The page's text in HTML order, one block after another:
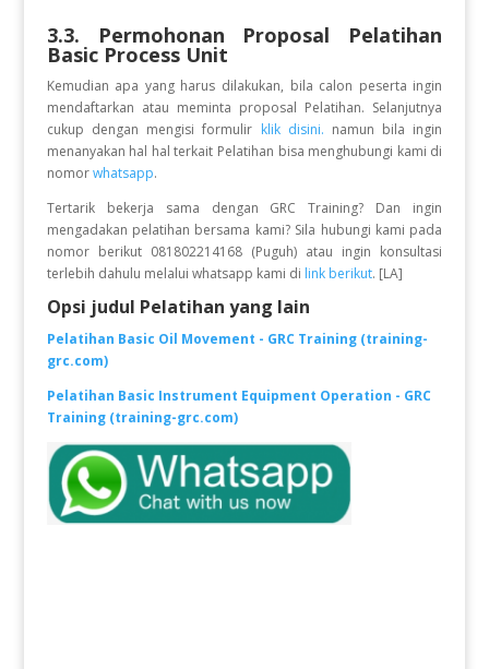
3.3. Permohonan Proposal Pelatihan
Basic Process Unit
Kemudian apa yang harus dilakukan, bila calon peserta ingin
mendaftarkan atau meminta proposal Pelatihan. Selanjutnya
cukup dengan mengisi formulir klik disini. namun bila ingin
menanyakan hal hal terkait Pelatihan bisa menghubungi kami di
nomor whatsapp.
Tertarik bekerja sama dengan GRC Training? Dan ingin
mengadakan pelatihan bersama kami? Sila hubungi kami pada
nomor berikut 081802214168 (Puguh) atau ingin konsultasi
terlebih dahulu melalui whatsapp kami di link berikut. [LA]
Opsi judul Pelatihan yang lain
Pelatihan Basic Oil Movement - GRC Training (training-
grc.com)
Pelatihan Basic Instrument Equipment Operation - GRC
Training (training-grc.com)